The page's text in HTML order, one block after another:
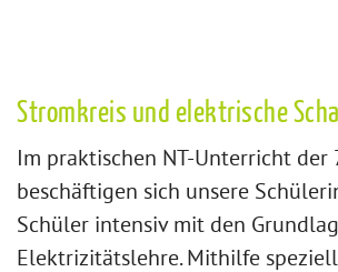
Stromkreis und elektrische
Im praktischen NT-Unterricht der
beschäftigen sich unsere
Schüler intensiv mit den
Elektrizitätslehre. Mithilfe